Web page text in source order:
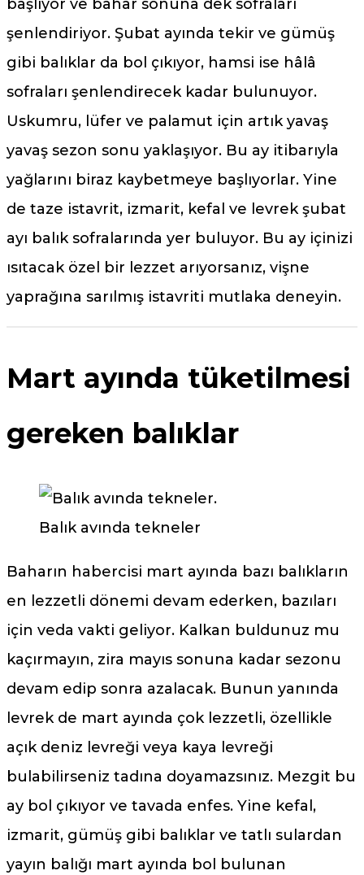
başlıyor ve bahar sonuna dek sofraları
şenlendiriyor. Şubat ayında tekir ve gümüş
gibi balıklar da bol çıkıyor, hamsi ise hâlâ
sofraları şenlendirecek kadar bulunuyor.
Uskumru, lüfer ve palamut için artık yavaş
yavaş sezon sonu yaklaşıyor. Bu ay itibarıyla
yağlarını biraz kaybetmeye başlıyorlar. Yine
de taze istavrit, izmarit, kefal ve levrek şubat
ayı balık sofralarında yer buluyor. Bu ay içinizi
ısıtacak özel bir lezzet arıyorsanız, vişne
yaprağına sarılmış istavriti mutlaka deneyin.
Mart ayında tüketilmesi
gereken balıklar
Balık avında tekneler
Baharın habercisi mart ayında bazı balıkların
en lezzetli dönemi devam ederken, bazıları
için veda vakti geliyor. Kalkan buldunuz mu
kaçırmayın, zira mayıs sonuna kadar sezonu
devam edip sonra azalacak. Bunun yanında
levrek de mart ayında çok lezzetli, özellikle
açık deniz levreği veya kaya levreği
bulabilirseniz tadına doyamazsınız. Mezgit bu
ay bol çıkıyor ve tavada enfes. Yine kefal,
izmarit, gümüş gibi balıklar ve tatlı sulardan
yayın balığı mart ayında bol bulunan